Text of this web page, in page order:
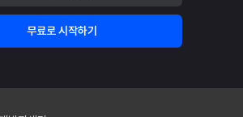
무료로 시작하기